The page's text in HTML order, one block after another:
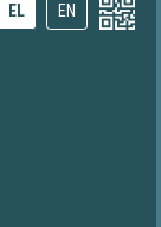
EL EN